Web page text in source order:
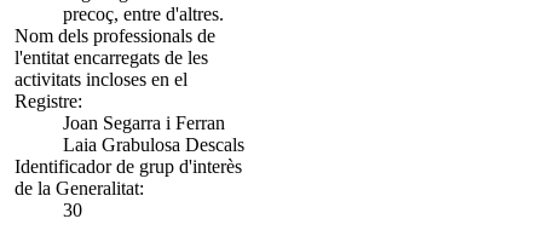
precoç, entre d'altres.
Nom dels professionals de
l'entitat encarregats de les
activitats incloses en el
Registre:
Joan Segarra i Ferran
Laia Grabulosa Descals
Identificador de grup d'interès
de la Generalitat:
30